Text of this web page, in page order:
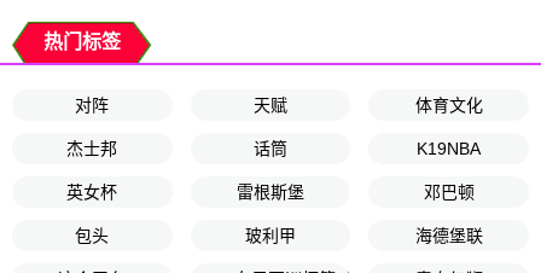
热门标签
对阵 天赋 体育文化
杰士邦 话筒 K19NBA
英女杯 雷根斯堡 邓巴顿
包头 玻利甲 海德堡联